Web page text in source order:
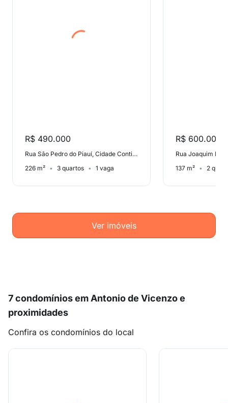
R$ 490.000
Rua São Pedro do Piauí, Cidade Continental
226 m²
3 quartos 1 vaga
R$ 600.000
137 m² 2
Ver imóveis
7 condomínios em Antonio de Vicenzo e
proximidades
Confira os condomínios do local